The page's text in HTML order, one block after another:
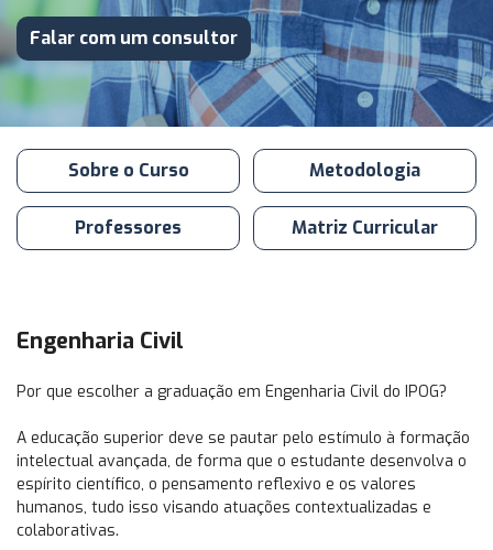
Falar com um consultor
Sobre o Curso Metodologia
Professores Matriz Curricular
Engenharia Civil
Por que escolher a graduação em Engenharia Civil do IPOG?
A educação superior deve se pautar pelo estímulo à formação
intelectual avançada, de forma que o estudante desenvolva o
espírito científico, o pensamento reflexivo e os valores
humanos, tudo isso visando atuações contextualizadas e
colaborativas.